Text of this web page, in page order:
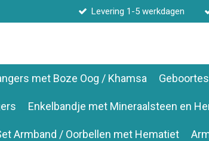
Levering 1-5 werkdagen
met Boze Oog / Khamsa
Enkelbandje met Mineraalsteen en
Armband / Oorbellen met Hematiet